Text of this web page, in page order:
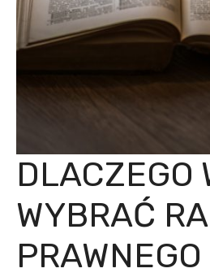
DLACZEGO
WYBRAĆ
PRAWNEGO